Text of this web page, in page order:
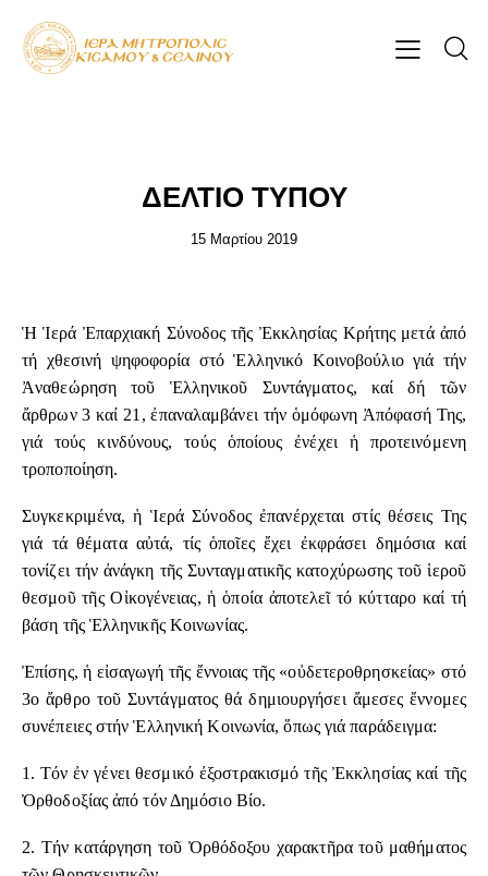
ΔΕΛΤΙΟ ΤΥΠΟΥ
15 Μαρτίου 2019
Ἡ Ἱερά Ἐπαρχιακή Σύνοδος τῆς Ἐκκλησίας Κρήτης μετά ἀπό
τή χθεσινή ψηφοφορία στό Ἑλληνικό Κοινοβούλιο γιά τήν
Ἀναθεώρηση τοῦ Ἑλληνικοῦ Συντάγματος, καί δή τῶν
ἄρθρων 3 καί 21, ἐπαναλαμβάνει τήν ὁμόφωνη Ἀπόφασή Της,
γιά τούς κινδύνους, τούς ὁποίους ἐνέχει ἡ προτεινόμενη
τροποποίηση.
Συγκεκριμένα, ἡ Ἱερά Σύνοδος ἐπανέρχεται στίς θέσεις Της
γιά τά θέματα αὐτά, τίς ὁποῖες ἔχει ἐκφράσει δημόσια καί
τονίζει τήν ἀνάγκη τῆς Συνταγματικῆς κατοχύρωσης τοῦ ἱεροῦ
θεσμοῦ τῆς Οἰκογένειας, ἡ ὁποία ἀποτελεῖ τό κύτταρο καί τή
βάση τῆς Ἑλληνικῆς Κοινωνίας.
Ἐπίσης, ἡ εἰσαγωγή τῆς ἔννοιας τῆς «οὐδετεροθρησκείας» στό
3ο ἄρθρο τοῦ Συντάγματος θά δημιουργήσει ἄμεσες ἔννομες
συνέπειες στήν Ἑλληνική Κοινωνία, ὅπως γιά παράδειγμα:
1. Τόν ἐν γένει θεσμικό ἐξοστρακισμό τῆς Ἐκκλησίας καί τῆς
Ὀρθοδοξίας ἀπό τόν Δημόσιο Βίο.
2. Τήν κατάργηση τοῦ Ὀρθόδοξου χαρακτῆρα τοῦ μαθήματος